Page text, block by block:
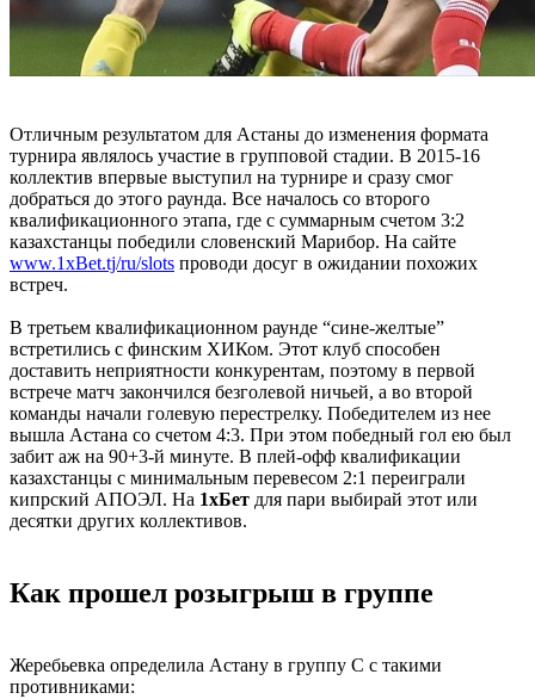
Отличным результатом для Астаны до изменения формата
турнира являлось участие в групповой стадии. В 2015-16
коллектив впервые выступил на турнире и сразу смог
добраться до этого раунда. Все началось со второго
квалификационного этапа, где с суммарным счетом 3:2
казахстанцы победили словенский Марибор. На сайте
www.1xBet.tj/ru/slots проводи досуг в ожидании похожих
встреч.
В третьем квалификационном раунде “сине-желтые”
встретились с финским ХИКом. Этот клуб способен
доставить неприятности конкурентам, поэтому в первой
встрече матч закончился безголевой ничьей, а во второй
команды начали голевую перестрелку. Победителем из нее
вышла Астана со счетом 4:3. При этом победный гол ею был
забит аж на 90+3-й минуте. В плей-офф квалификации
казахстанцы с минимальным перевесом 2:1 переиграли
кипрский АПОЭЛ. На 1хБет для пари выбирай этот или
десятки других коллективов.
Как прошел розыгрыш в группе
Жеребьевка определила Астану в группу С с такими
противниками: